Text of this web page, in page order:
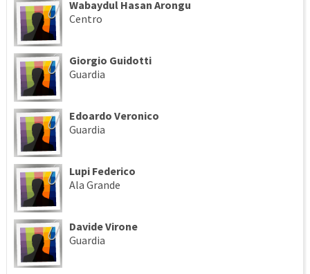
Wabaydul Hasan Arongu
Centro
Giorgio Guidotti
Guardia
Edoardo Veronico
Guardia
Lupi Federico
Ala Grande
Davide Virone
Guardia